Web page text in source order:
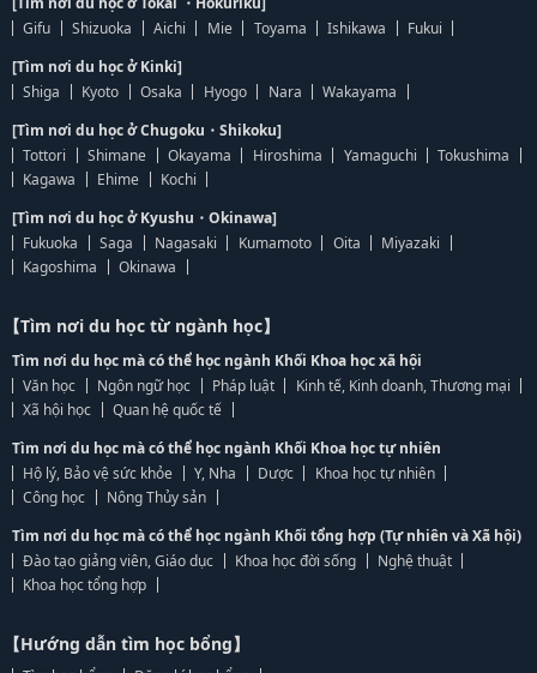
Gifu
Shizuoka Aichi Mie Toyama Ishikawa
Fukui
[Tìm nơi du học ở Kinki]
Shiga
Kyoto Osaka Hyogo Nara
Wakayama
[Tìm nơi du học ở Chugoku・Shikoku]
Tottori
Shimane Okayama Hiroshima Yamaguchi
Tokushima
Kagawa
Ehime
Kochi
[Tìm nơi du học ở Kyushu・Okinawa]
Fukuoka
Saga Nagasaki Kumamoto Oita
Miyazaki
Kagoshima
Okinawa
【Tìm nơi du học từ ngành học】
Tìm nơi du học mà có thể học ngành Khối Khoa học xã hội
Văn học
Ngôn ngữ học Pháp luật
Kinh tế, Kinh doanh, Thương mại
Xã hội học
Quan hệ quốc tế
Tìm nơi du học mà có thể học ngành Khối Khoa học tự nhiên
Hộ lý, Bảo vệ sức khỏe
Y, Nha Dược
Khoa học tự nhiên
Công học
Nông Thủy sản
Tìm nơi du học mà có thể học ngành Khối tổng hợp (Tự nhiên và Xã hội)
Đào tạo giảng viên, Giáo dục
Khoa học đời sống
Nghệ thuật
Khoa học tổng hợp
【Hướng dẫn tìm học bổng】